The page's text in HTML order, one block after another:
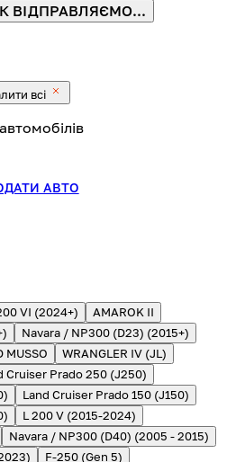
ВІДПРАВЛЯЄМО...
всі
АВТО
VI (2024+)
AMAROK II
Navara / NP300 (D23) (2015+)
MUSSO
WRANGLER IV (JL)
Cruiser Prado 250 (J250)
Land Cruiser Prado 150 (J150)
L 200 V (2015-2024)
Navara / NP300 (D40) (2005 - 2015)
F-250 (Gen 5)